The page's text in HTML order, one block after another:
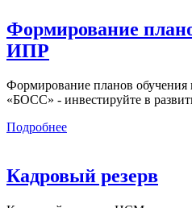
Формирование
ИПР
Формирование планов
«БОСС» - инвестируйте в
Подробнее
Кадровый резерв